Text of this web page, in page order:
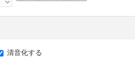
清音化する